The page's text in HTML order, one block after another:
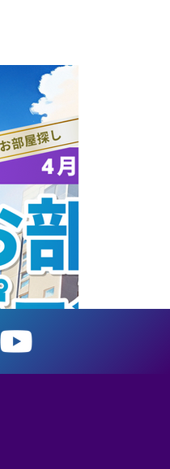
習会活動報告